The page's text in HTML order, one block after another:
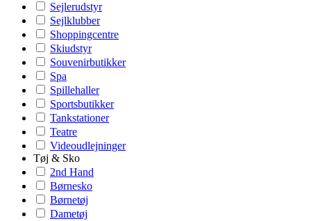
Sejlerudstyr
Sejlklubber
Shoppingcentre
Skiudstyr
Souvenirbutikker
Spa
Spillehaller
Sportsbutikker
Tankstationer
Teatre
Videoudlejninger
Tøj & Sko
2nd Hand
Børnesko
Børnetøj
Dametøj